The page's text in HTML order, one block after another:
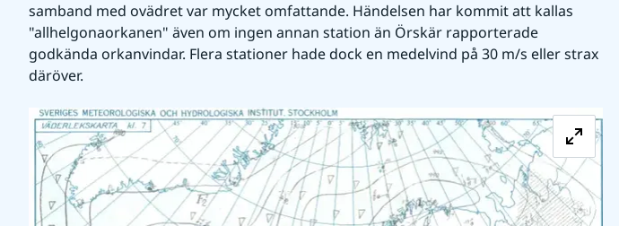
samband med ovädret var mycket omfattande. Händelsen har kommit att kallas
"allhelgonaorkanen" även om ingen annan station än Örskär rapporterade
godkända orkanvindar. Flera stationer hade dock en medelvind på 30 m/s eller strax
däröver.